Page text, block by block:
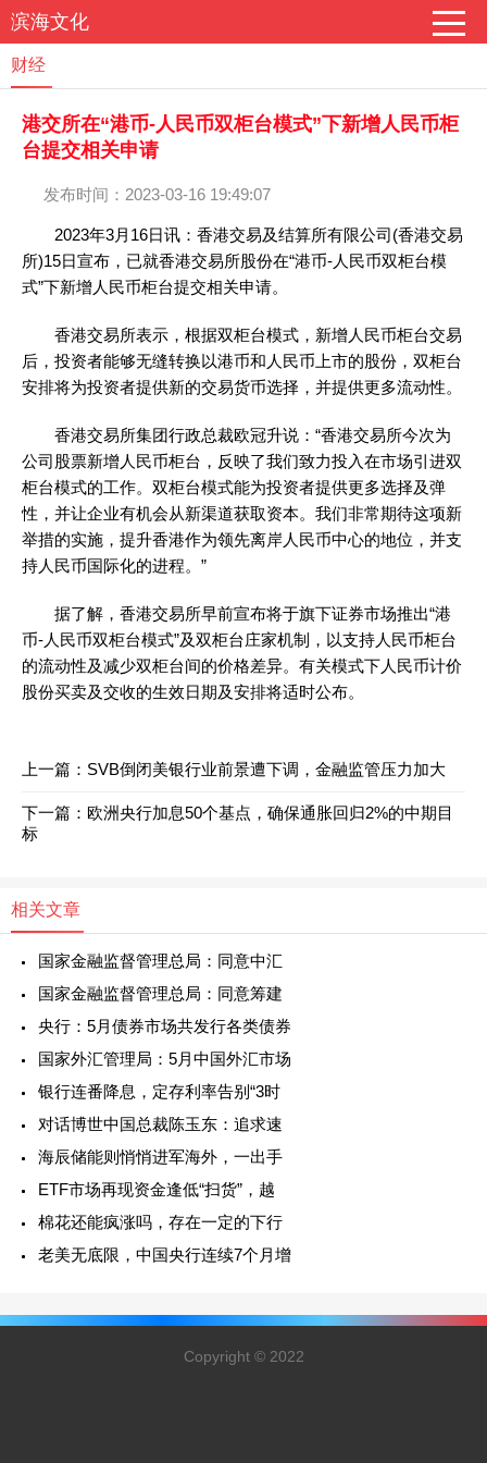
滨海文化
财经
港交所在“港币-人民币双柜台模式”下新增人民币柜
台提交相关申请
发布时间：2023-03-16 19:49:07
2023年3月16日讯：香港交易及结算所有限公司(香港交易
所)15日宣布，已就香港交易所股份在“港币-人民币双柜台模
式”下新增人民币柜台提交相关申请。
香港交易所表示，根据双柜台模式，新增人民币柜台交易
后，投资者能够无缝转换以港币和人民币上市的股份，双柜台
安排将为投资者提供新的交易货币选择，并提供更多流动性。
香港交易所集团行政总裁欧冠升说：“香港交易所今次为
公司股票新增人民币柜台，反映了我们致力投入在市场引进双
柜台模式的工作。双柜台模式能为投资者提供更多选择及弹
性，并让企业有机会从新渠道获取资本。我们非常期待这项新
举措的实施，提升香港作为领先离岸人民币中心的地位，并支
持人民币国际化的进程。”
据了解，香港交易所早前宣布将于旗下证券市场推出“港
币-人民币双柜台模式”及双柜台庄家机制，以支持人民币柜台
的流动性及减少双柜台间的价格差异。有关模式下人民币计价
股份买卖及交收的生效日期及安排将适时公布。
上一篇： SVB倒闭美银行业前景遭下调，金融监管压力加大
下一篇： 欧洲央行加息50个基点，确保通胀回归2%的中期目
标
相关文章
国家金融监督管理总局：同意中汇
国家金融监督管理总局：同意筹建
央行：5月债券市场共发行各类债券
国家外汇管理局：5月中国外汇市场
银行连番降息，定存利率告别“3时
对话博世中国总裁陈玉东：追求速
海辰储能则悄悄进军海外，一出手
ETF市场再现资金逢低“扫货”，越
棉花还能疯涨吗，存在一定的下行
老美无底限，中国央行连续7个月增
Copyright © 2022